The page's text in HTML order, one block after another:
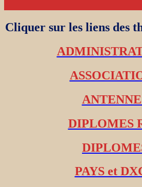
Cliquer sur les liens des
DIPLOMES
PAYS et